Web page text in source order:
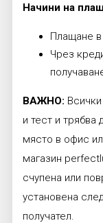
Начини на
Плащане в
Чрез
ВАЖНО:
и тест и трябва
място в офис
магазин
счупена или
установена
получател.